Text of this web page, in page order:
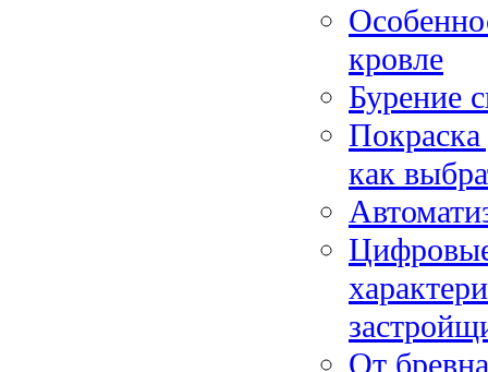
кровле
Бурение
как
От